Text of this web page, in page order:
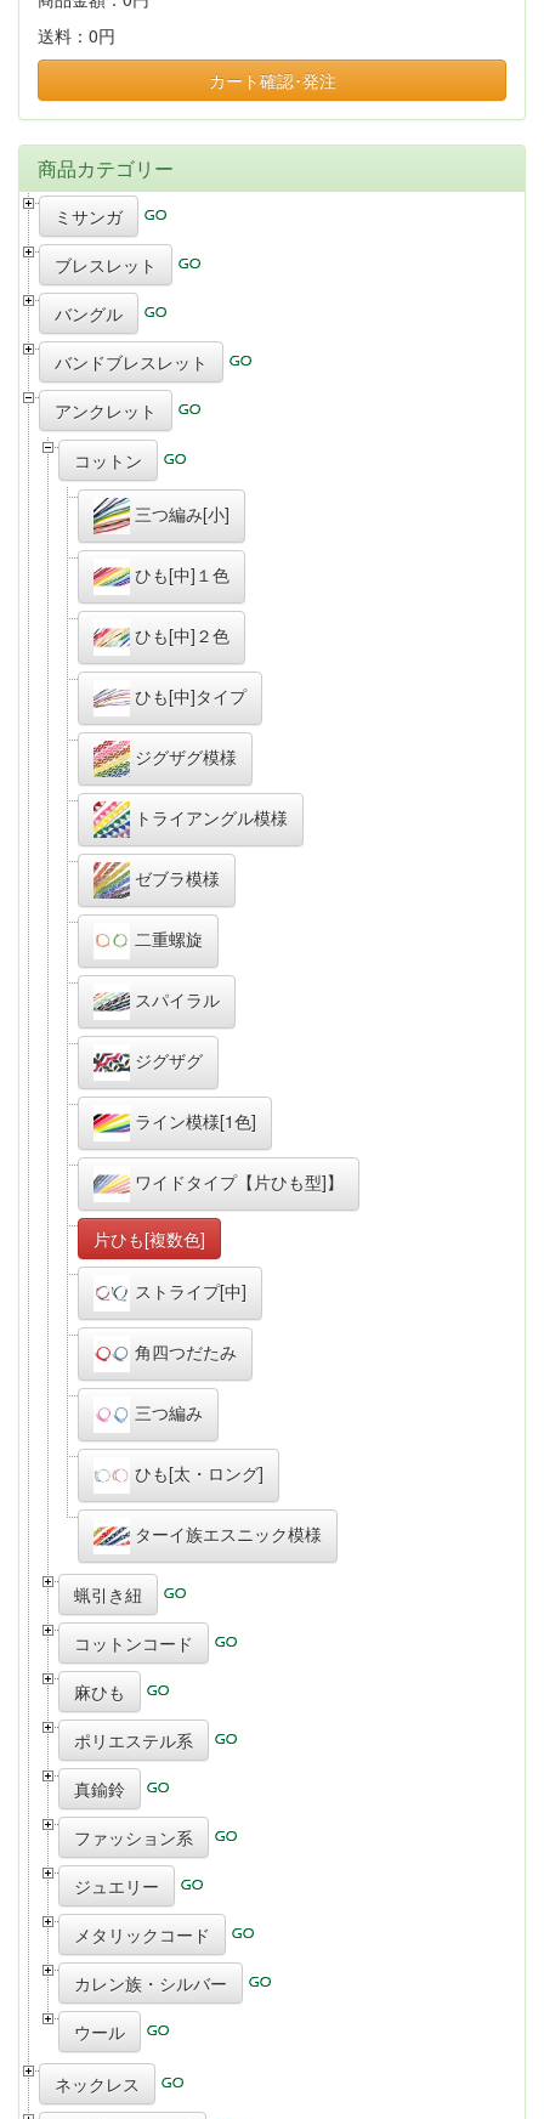
送料： 0円
カート確認･発注
商品カテゴリー
ミサンガ
ブレスレット
バングル
バンドブレスレット
アンクレット
コットン
三つ編み[小]
ひも[中]１色
ひも[中]２色
ひも[中]タイプ
ジグザグ模様
トライアングル模様
ゼブラ模様
二重螺旋
スパイラル
ジグザグ
ライン模様[1色]
ワイドタイプ【片ひも型]】
片ひも[複数色]
ストライプ[中]
角四つだたみ
三つ編み
ひも[太・ロング]
ターイ族エスニック模様
蝋引き紐
コットンコード
麻ひも
ポリエステル系
真鍮鈴
ファッション系
ジュエリー
メタリックコード
カレン族・シルバー
ウール
ネックレス